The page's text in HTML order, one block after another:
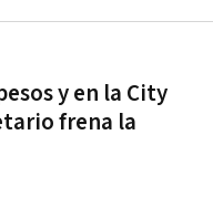
y en la City
frena la